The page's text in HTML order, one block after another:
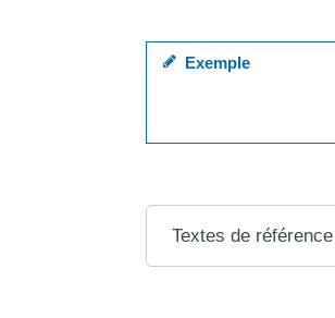
Exemple
Textes de référence